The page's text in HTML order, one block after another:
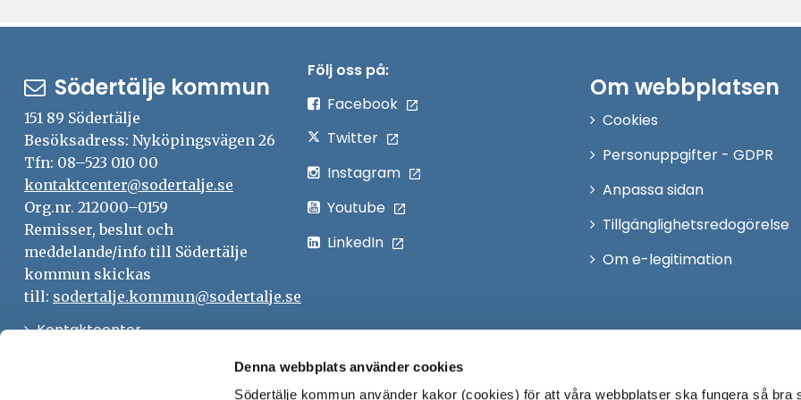
Denna webbplats använder cookies
Södertälje kommun använder kakor (cookies) för att våra webbplatser ska fungera så bra
Södertälje kommun
151 89 Södertälje
Besöksadress: Nyköpingsvägen 26
Tfn: 08–523 010 00
kontaktcenter@sodertalje.se
Org.nr. 212000–0159
Remisser, beslut och
meddelande/info till Södertälje
kommun skickas
till: sodertalje.kommun@sodertalje.se
KontaktcenterÖppna
Följ oss på:
Facebook
Twitter
Instagram
Youtube
LinkedIn
Om webbplatsen
Cookies
Personuppgifter - GDPR
Anpassa sidan
Tillgänglighetsredogörelse
Om e-legitimation